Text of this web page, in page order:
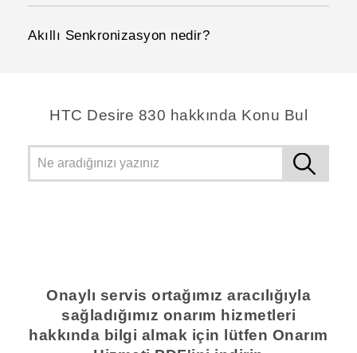
Akıllı Senkronizasyon nedir?
HTC Desire 830 hakkında Konu Bul
Onaylı servis ortağımız aracılığıyla
sağladığımız onarım hizmetleri
hakkında bilgi almak için lütfen Onarım